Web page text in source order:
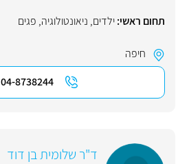
תחום ראשי:ילדים, ניאונטולוגיה, פגים
חיפה
04-8738244
ד"ר שלומית בן דוד